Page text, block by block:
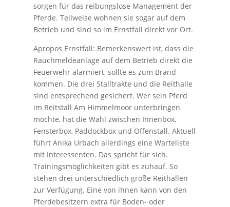
sorgen für das reibungslose Management der
Pferde. Teilweise wohnen sie sogar auf dem
Betrieb und sind so im Ernstfall direkt vor Ort.
Apropos Ernstfall: Bemerkenswert ist, dass die
Rauchmeldeanlage auf dem Betrieb direkt die
Feuerwehr alarmiert, sollte es zum Brand
kommen. Die drei Stalltrakte und die Reithalle
sind entsprechend gesichert. Wer sein Pferd
im Reitstall Am Himmelmoor unterbringen
möchte, hat die Wahl zwischen Innenbox,
Fensterbox, Paddockbox und Offenstall. Aktuell
führt Anika Urbach allerdings eine Warteliste
mit Interessenten. Das spricht für sich.
Trainingsmöglichkeiten gibt es zuhauf. So
stehen drei unterschiedlich große Reithallen
zur Verfügung. Eine von ihnen kann von den
Pferdebesitzern extra für Boden- oder